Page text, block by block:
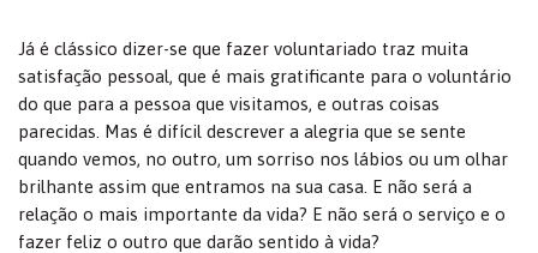
Já é clássico dizer-se que fazer voluntariado traz muita
satisfação pessoal, que é mais gratificante para o voluntário
do que para a pessoa que visitamos, e outras coisas
parecidas. Mas é difícil descrever a alegria que se sente
quando vemos, no outro, um sorriso nos lábios ou um olhar
brilhante assim que entramos na sua casa. E não será a
relação o mais importante da vida? E não será o serviço e o
fazer feliz o outro que darão sentido à vida?